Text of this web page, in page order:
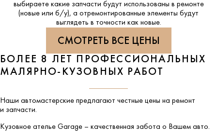
выбираете какие запчасти будут использованы в ремонте
(новые или б/у), а отремонтированные элементы будут
выглядеть в точности как новые.
СМОТРЕТЬ ВСЕ ЦЕНЫ
БОЛЕЕ 8 ЛЕТ ПРОФЕССИОНАЛЬНЫХ
МАЛЯРНО-КУЗОВНЫХ РАБОТ
Наши автомастерские предлагают честные цены на ремонт
и запчасти.
Кузовное ателье Garage – качественная забота о Вашем авто.